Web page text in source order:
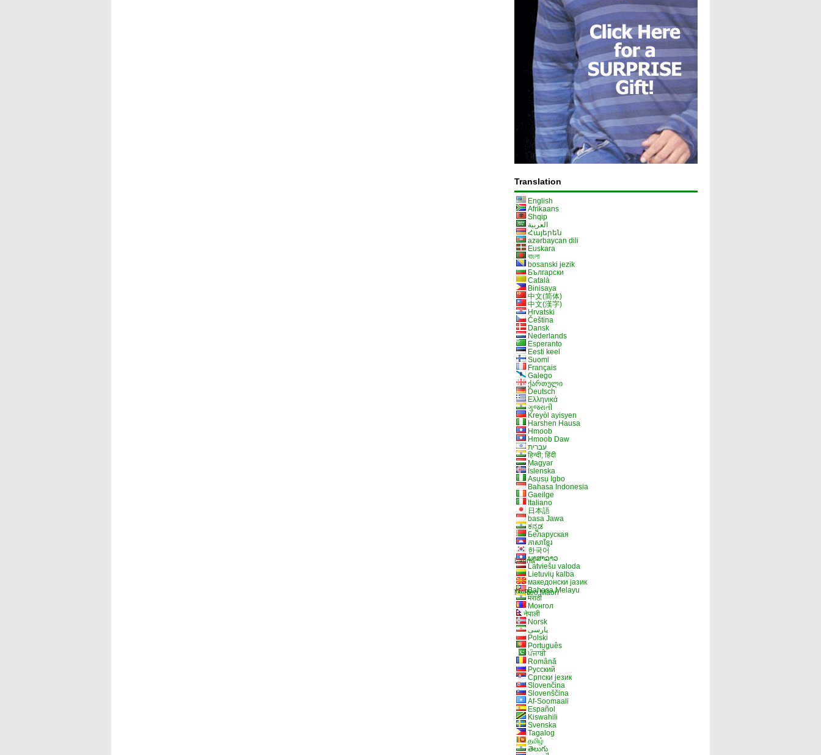
Translation
English
Afrikaans
Shqip
العربية
Հայերեն
azərbaycan dili
Euskara
বাংলা
bosanski jezik
Български
Català
Binisaya
中文(简体)
中文(漢字)
Hrvatski
Čeština
Dansk
Nederlands
Esperanto
Eesti keel
Suomi
Français
Galego
ქართული
Deutsch
Ελληνικά
ગુજરાતી
Kreyòl ayisyen
Harshen Hausa
Hmoob
Hmoob Daw
עברית
हिन्दी; हिंदी
Magyar
Íslenska
Asụsụ Igbo
Bahasa Indonesia
Gaeilge
Italiano
日本語
basa Jawa
ಕನ್ನಡ
Беларуская
ភាសាខ្មែរ
한국어
ພາສາລາວ
Latīna
Latviešu valoda
Lietuvių kalba
македонски јазик
Bahasa Melayu
Malti
Te Reo Māori
मराठी
Монгол
नेपाली
Norsk
پارسی
Polski
Português
ਪੰਜਾਬੀ
Română
Русский
Cрпски језик
Slovenčina
Slovenščina
Af-Soomaali
Español
Kiswahili
Svenska
Tagalog
தமிழ்
తెలుగు